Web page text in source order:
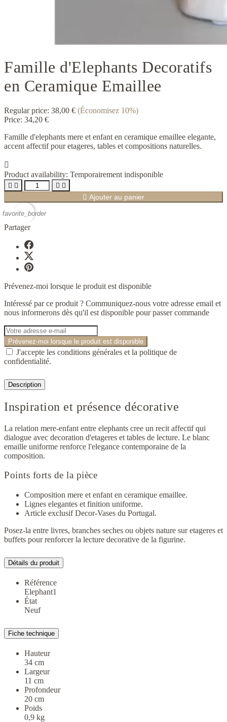
Famille d'Elephants Decoratifs
en Ceramique Emaillee
Regular price: 38,00 € (Économisez 10%)
Price: 34,20 €
Famille d'elephants mere et enfant en ceramique emaillee elegante,
accent affectif pour etageres, tables et compositions naturelles.

Product availability: Temporairement indisponible
   
 Ajouter au panier
favorite_border
Partager
Prévenez-moi lorsque le produit est disponible
Intéressé par ce produit ? Communiquez-nous votre adresse email et
nous informerons dès qu'il est disponible pour passer commande
Prévenez-moi lorsque le produit est disponible
J'accepte les conditions générales et la politique de
confidentialité.
Description
Inspiration et présence décorative
La relation mere-enfant entre elephants cree un recit affectif qui
dialogue avec decoration d'etageres et tables de lecture. Le blanc
emaille uniforme renforce l'elegance contemporaine de la
composition.
Points forts de la pièce
Composition mere et enfant en ceramique emaillee.
Lignes elegantes et finition uniforme.
Article exclusif Decor-Vases du Portugal.
Posez-la entre livres, branches seches ou objets nature sur etageres et
buffets pour renforcer la lecture decorative de la figurine.
Détails du produit
Référence
Elephant1
État
Neuf
Fiche technique
Hauteur
34 cm
Largeur
11 cm
Profondeur
20 cm
Poids
0,9 kg